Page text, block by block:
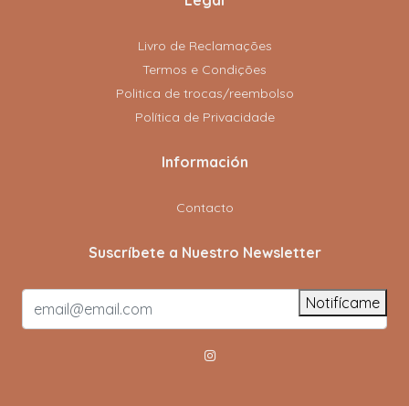
Livro de Reclamações
Termos e Condições
Politica de trocas/reembolso
Política de Privacidade
Información
Contacto
Suscríbete a Nuestro Newsletter
Notifícame